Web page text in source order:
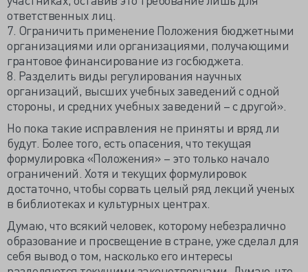
ответственных лиц.
7. Ограничить применение Положения бюджетными
организациями или организациями, получающими
грантовое финансирование из госбюджета.
8. Разделить виды регулирования научных
организаций, высших учебных заведений с одной
стороны, и средних учебных заведений – с другой».
Но пока такие исправления не приняты и вряд ли
будут. Более того, есть опасения, что текущая
формулировка «Положения» – это только начало
ограничений. Хотя и текущих формулировок
достаточно, чтобы сорвать целый ряд лекций ученых
в библиотеках и культурных центрах.
Думаю, что всякий человек, которому небезралично
образование и просвещение в стране, уже сделал для
себя вывод о том, насколько его интересы